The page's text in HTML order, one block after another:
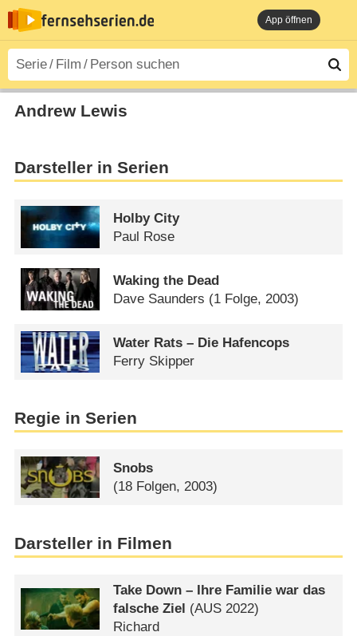
App öffnen
Andrew Lewis
Darsteller in Serien
Holby City
Paul Rose
Waking the Dead
Dave Saunders (1 Folge, 2003)
Water Rats – Die Hafencops
Ferry Skipper
Regie in Serien
Snobs
(18 Folgen, 2003)
Darsteller in Filmen
Take Down – Ihre Familie war das
falsche Ziel (AUS 2022)
Richard